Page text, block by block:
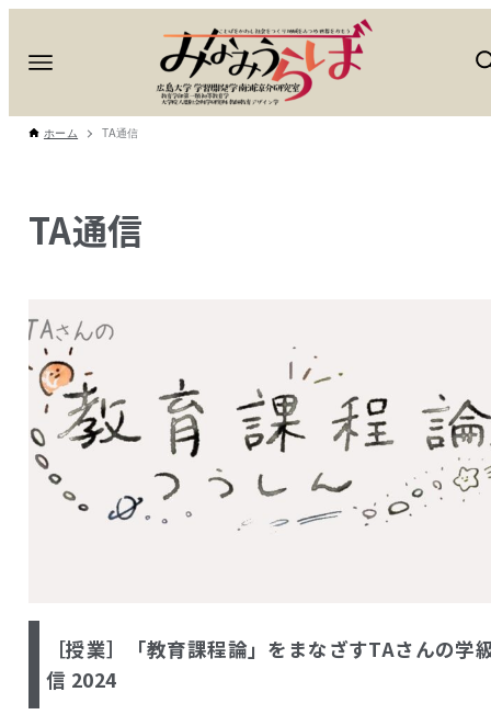
ホーム TA通信
TA通信
［授業］「教育課程論」をまなざすTAさんの学
信 2024